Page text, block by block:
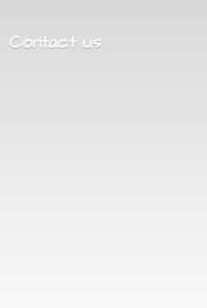
Contact us